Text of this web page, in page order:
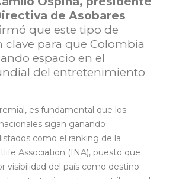
de Asobares
que este tipo de
clave para que Colombia
espacio en el
del entretenimiento
es fundamental que los
sigan ganando
como el ranking de la
Association (INA), puesto que
visibilidad del país como destino